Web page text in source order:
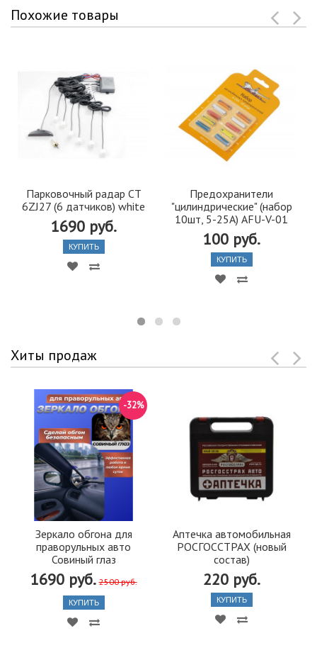
Похожие товары
Парковочный радар CT
6ZJ27 (6 датчиков) white
1690 руб.
КУПИТЬ
Предохранители
"цилиндрические" (набор
10шт, 5-25А) AFU-V-01
100 руб.
КУПИТЬ
Хиты продаж
Зеркало обгона для
праворульных авто
Совиный глаз
1690 руб. 2500 руб.
-32%
КУПИТЬ
Аптечка автомобильная
РОСГОССТРАХ (новый
состав)
220 руб.
КУПИТЬ